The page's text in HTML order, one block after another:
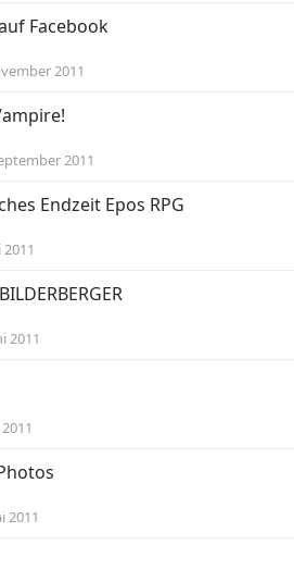
Facebook
2011
2011
Endzeit Epos RPG
2011
2011
2011